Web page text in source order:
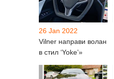
26 Jan 2022
Vilner направи волан
в стил ‘Yoke’»